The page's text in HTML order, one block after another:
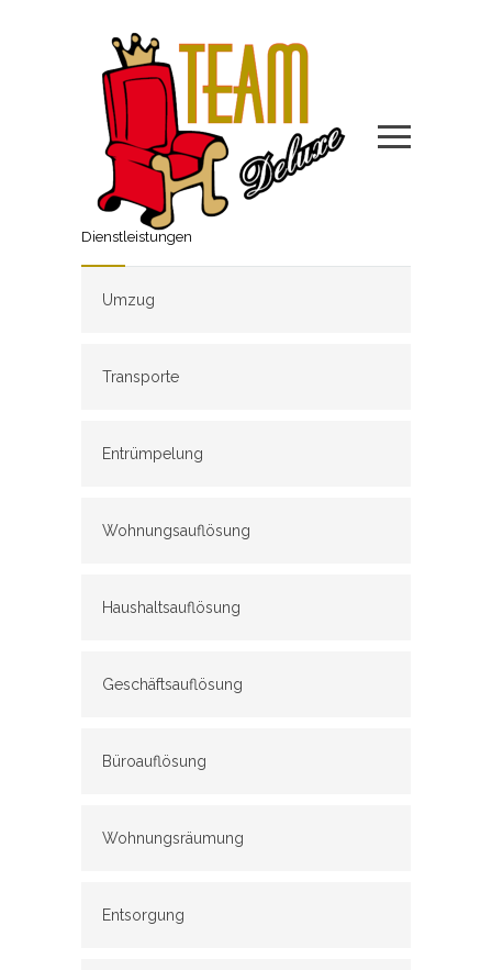
Dienstleistungen
Umzug
Transporte
Entrümpelung
Wohnungsauflösung
Haushaltsauflösung
Geschäftsauflösung
Büroauflösung
Wohnungsräumung
Entsorgung